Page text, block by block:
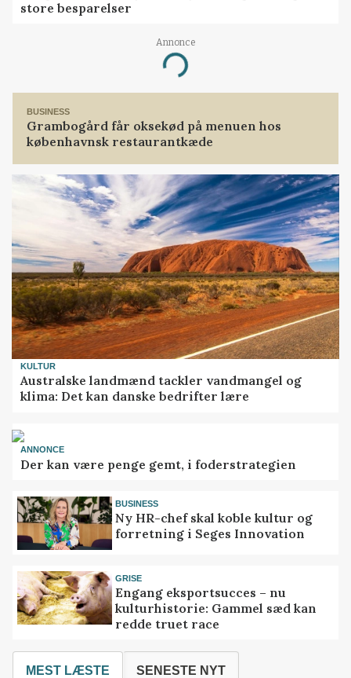
store besparelser
Annonce
Loading...
BUSINESS
Grambogård får oksekød på menuen hos
københavnsk restaurantkæde
KULTUR
Australske landmænd tackler vandmangel og
klima: Det kan danske bedrifter lære
ANNONCE
Der kan være penge gemt, i foderstrategien
BUSINESS
Ny HR-chef skal koble kultur og
forretning i Seges Innovation
GRISE
Engang eksportsucces – nu
kulturhistorie: Gammel sæd kan
redde truet race
MEST LÆSTE SENESTE NYT